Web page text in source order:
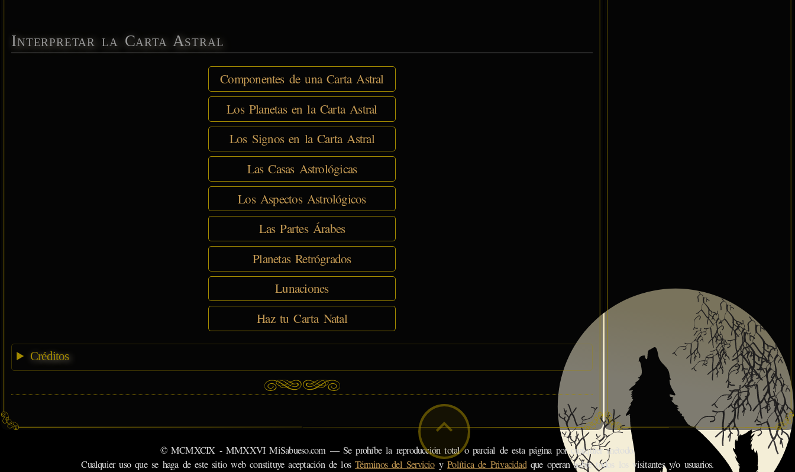
Interpretar la Carta Astral
Componentes de una Carta Astral
Los Planetas en la Carta Astral
Los Signos en la Carta Astral
Las Casas Astrológicas
Los Aspectos Astrológicos
Las Partes Árabes
Planetas Retrógrados
Lunaciones
Haz tu Carta Natal
Créditos
© MCMXCIX - MMXXVI MiSabueso.com — Se prohíbe la reproducción total o parcial de esta página por cualquier método.
Cualquier uso que se haga de este sitio web constituye aceptación de losTérminos del ServicioyPolítica de Privacidadque operan sobre todos los visitantes y/o usuarios.